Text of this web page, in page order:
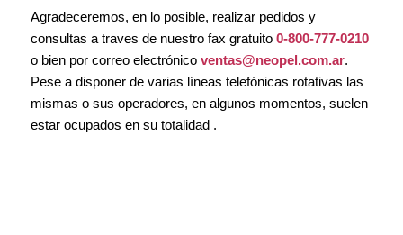
Agradeceremos, en lo posible, realizar pedidos y
consultas a traves de nuestro fax gratuito 0-800-777-0210
o bien por correo electrónico ventas@neopel.com.ar.
Pese a disponer de varias líneas telefónicas rotativas las
mismas o sus operadores, en algunos momentos, suelen
estar ocupados en su totalidad .